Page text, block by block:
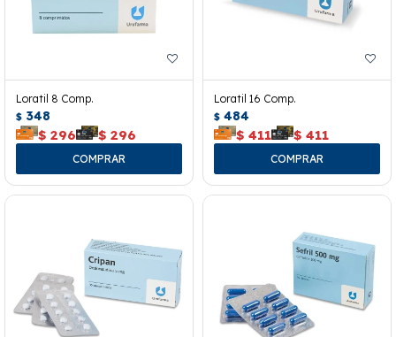
Loratil 8 Comp.
$ 348
$ 296 $ 296
Loratil 16 Comp.
$ 484
$ 411 $ 411